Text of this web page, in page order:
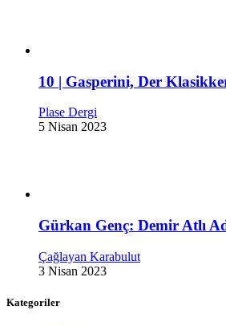
10 | Gasperini, Der
Plase Dergi
5 Nisan 2023
Gürkan Genç: Demir Atlı
Çağlayan Karabulut
3 Nisan 2023
Kategoriler